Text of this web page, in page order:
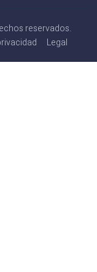
reservados.
Legal